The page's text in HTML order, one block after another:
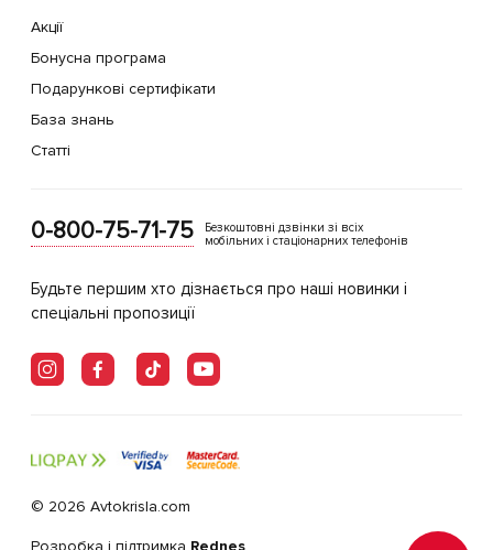
Акції
Бонусна програма
Подарункові сертифікати
База знань
Статті
0-800-75-71-75
Безкоштовні дзвінки зі всіх
мобільних і стаціонарних телефонів
Будьте першим хто дізнається про наші новинки і
спеціальні пропозиції
© 2026 Avtokrisla.com